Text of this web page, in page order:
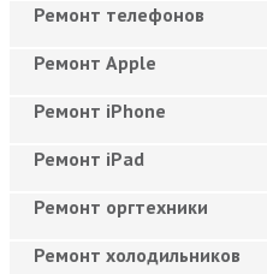
Ремонт телефонов
Ремонт Apple
Ремонт iPhone
Ремонт iPad
Ремонт оргтехники
Ремонт холодильников